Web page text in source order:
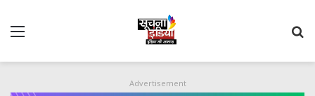
Menu
Advertisement